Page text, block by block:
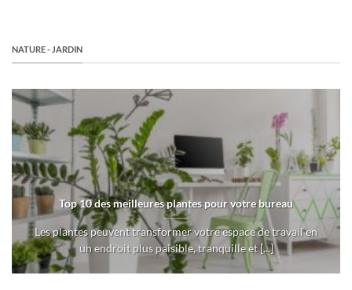
NATURE - JARDIN
Top 10 des meilleures plantes pour votre bureau
Les plantes peuvent transformer votre espace de travail en
un endroit plus paisible, tranquille et [...]